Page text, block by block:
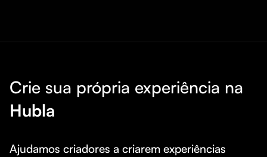
Crie sua própria experiência na
Hubla
Ajudamos criadores a criarem experiências